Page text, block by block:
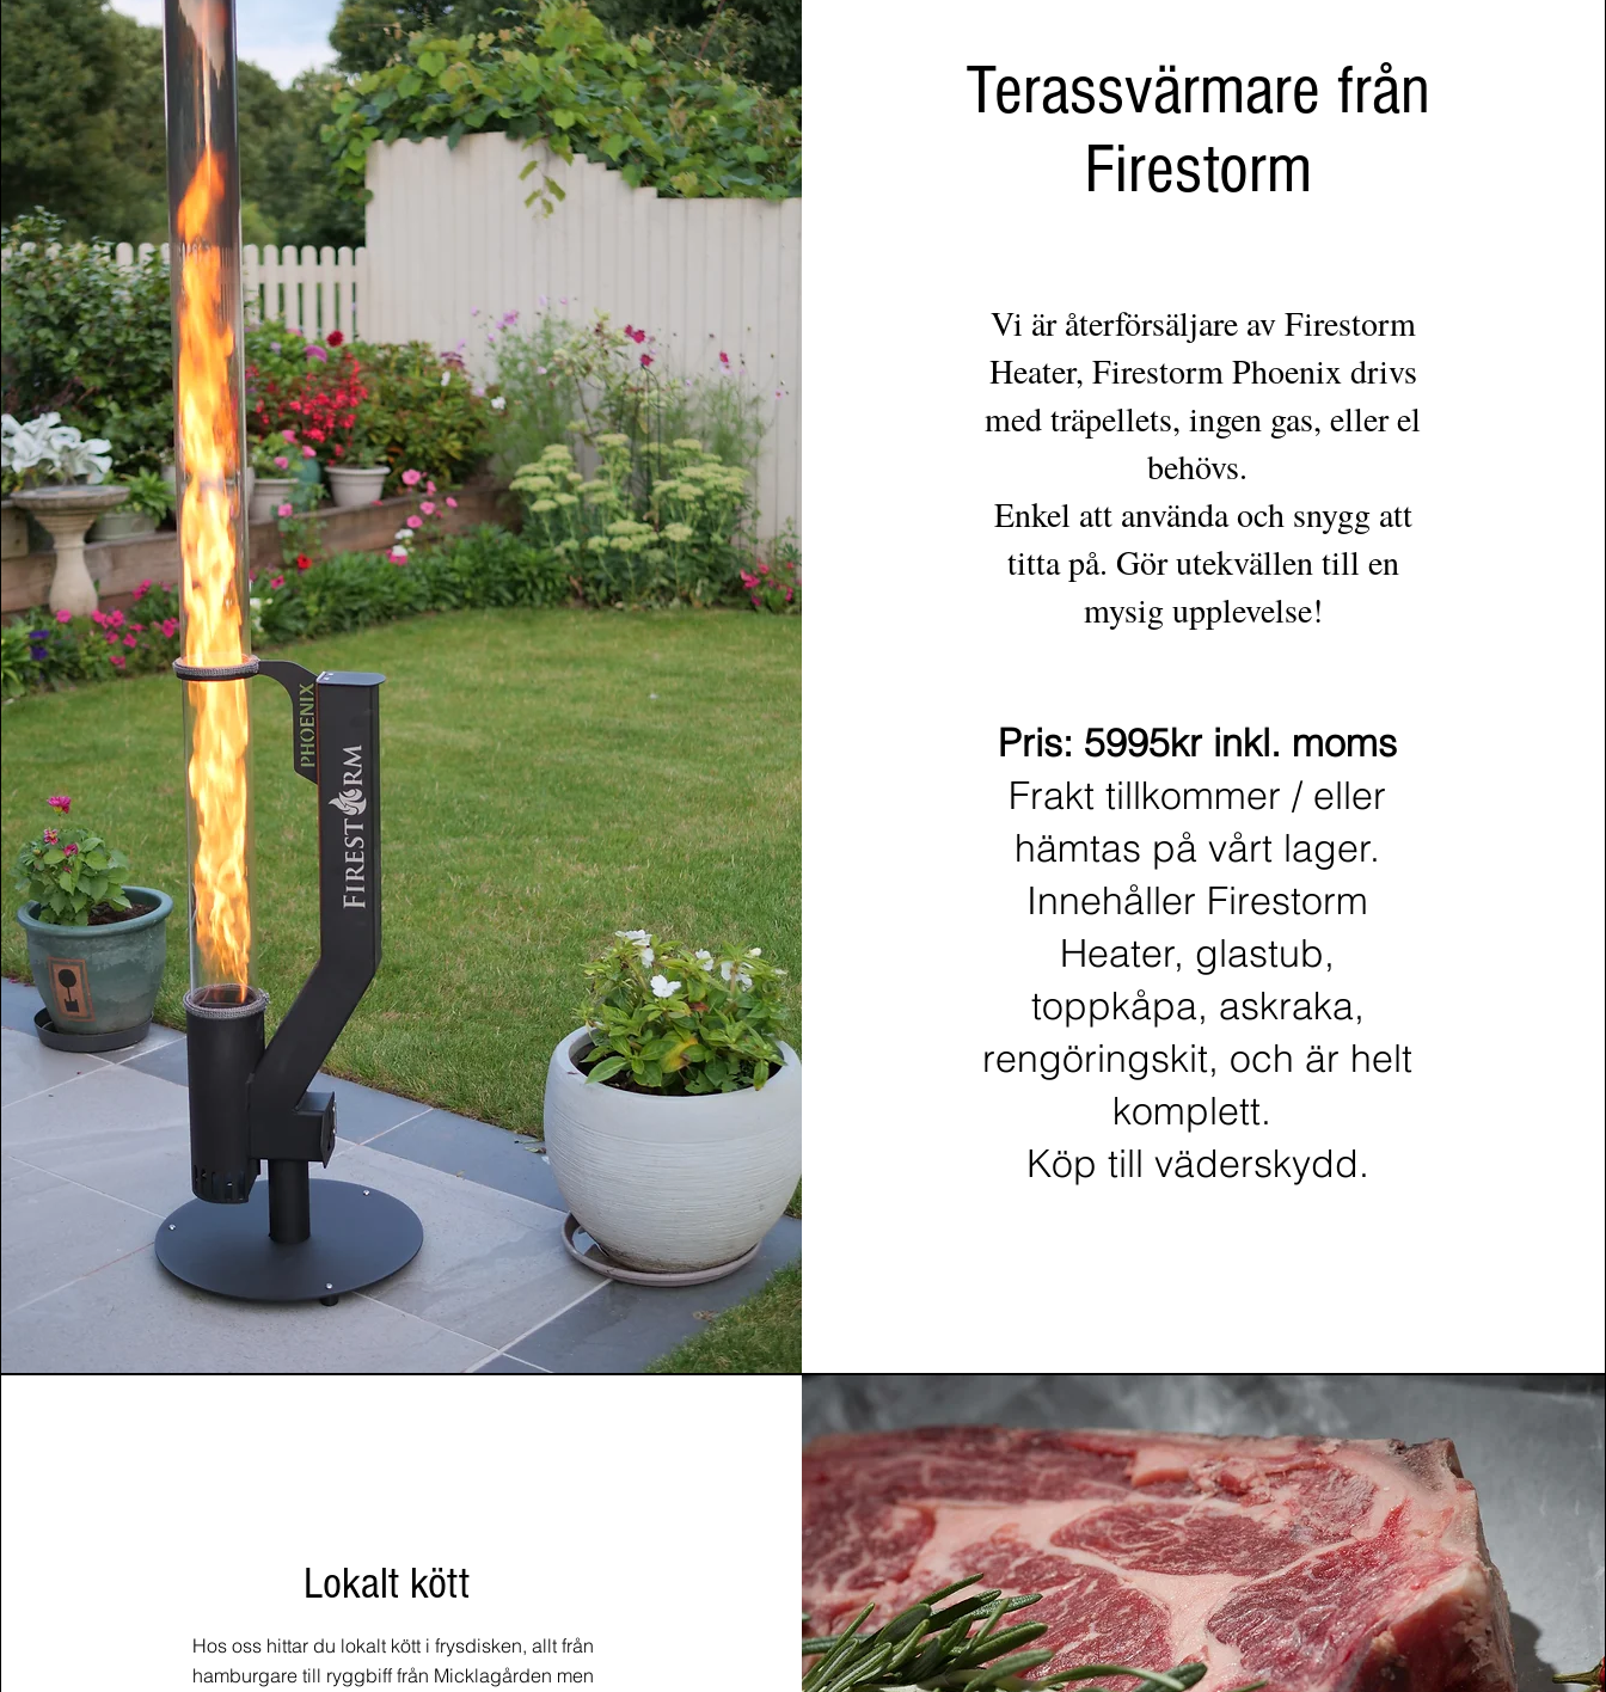
Terassvärmare från
Firestorm
Vi är återförsäljare av Firestorm
Heater, Firestorm Phoenix drivs
med träpellets, ingen gas, eller el
behövs.
Enkel att använda och snygg att
titta på. Gör utekvällen till en
mysig upplevelse!
Pris: 5995kr inkl. moms
Frakt tillkommer / eller
hämtas på vårt lager.
Innehåller Firestorm
Heater, glastub,
toppkåpa, askraka,
rengöringskit, och är helt
komplett.
Köp till väderskydd.
Lokalt kött
Hos oss hittar du lokalt kött i frysdisken, allt från
hamburgare till ryggbiff från Micklagården men